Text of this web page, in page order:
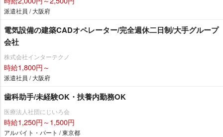
派遣社員 / 大阪府
電気設備の建築CADオペレーター/完全週休二日制/大手グループ
会社
株式会社インターテクノ
時給1,800円～
派遣社員 / 大阪府
歯科助手/未経験OK・扶養内勤務OK
医療法人社団にじいろ会
時給1,250円～1,500円
アルバイト・パート / 東京都